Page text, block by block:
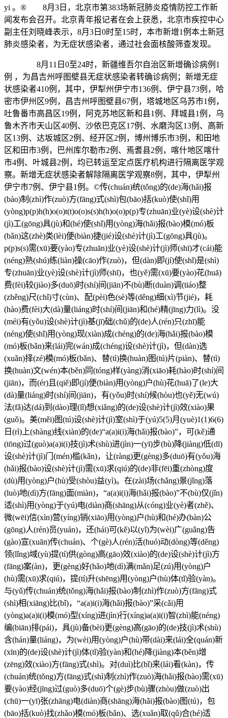
yi 。® 8月3日，北京市第383场新冠肺炎疫情防控工作新
闻发布会召开。北京青年报记者在会上获悉，北京市疾控中心
副主任刘晓峰表示，8月3日0时至15时，本市新增1例本土新冠
肺炎感染者，为无症状感染者，通过社会面核酸筛查发现。
8月11日0至24时，新疆维吾尔自治区新增确诊病例1
例 ，为昌吉州呼图壁县无症状感染者转确诊病例； 新增无症
状感染者410例，其中，伊犁州伊宁市136例、伊宁县73例， 哈
密市伊州区9例，昌吉州呼图壁县67例，塔城地区乌苏市1例，
吐鲁番市高昌区19例，
阿克苏地区新和县1例、拜城县1例， 乌
鲁木齐市天山区40例、沙依巴克区17例、水磨沟区13例、高新
区13例、达坂城区2例、经开区2例， 博州博乐市3例， 和田地
区和田市3例，巴州库尔勒市2例、焉耆县2例，
喀什地区喀什
市4例、叶城县2例，均已转运至定点医疗机构进行隔离医学观
察。 新增无症状感染者解除隔离医学观察8例，其中， 伊犁州
伊宁市7例、伊宁县1例。 ©传(chuán)统(tǒng)的(de)海(hǎi)报
(bào)制(zhì)作(zuò)方(fāng)式(shì)包(bāo)括(kuò)使(shǐ)用
(yòng)p(p)h(h)o(o)t(t)o(o)s(s)h(h)o(o)p(p)专(zhuān)业(yè)设(shè)计
(jì)工(gōng)具(jù)和(hé)使(shǐ)用(yòng)海(hǎi)报(bào)模(mó)板
(bǎn)这(zhè)类(lèi)便(biàn)捷(jié)设(shè)计(jì)工(gōng)具(jù)。
p(p)s(s)需(xū)要(yào)专(zhuān)业(yè)设(shè)计(jì)师(shī)才(cái)能
(néng)熟(shú)练(liàn)操(cāo)作(zuò)，但(dàn)即(jí)使(shǐ)是(shì)
专(zhuān)业(yè)设(shè)计(jì)师(shī)，也(yě)需(xū)要(yào)花(huā)
费(fèi)较(jiào)多(duō)时(shí)间(jiān)不(bù)断(duàn)调(tiáo)整
(zhěng)尺(chǐ)寸(cùn)、配(pèi)色(sè)等(děng)细(xì)节(jié)，耗
(hào)费(fèi)大(dà)量(liáng)时(shí)间(jiān)和(hé)精(jīng)力(lì)。没
(méi)有(yǒu)设(shè)计(jì)基(jī)础(chǔ)的(de)人(rén)只(zhī)能
(néng)使(shǐ)用(yòng)现(xiàn)成(chéng)的(de)海(hǎi)报(bào)模
(mó)板(bǎn)来(lái)完(wán)成(chéng)设(shè)计(jì)，但(dàn)选
(xuǎn)择(zé)模(mó)板(bǎn)、替(tì)换(huàn)图(tú)片(piàn)、替(tì)
换(huàn)文(wén)本(běn)同(tóng)样(yàng)消(xiāo)耗(hào)时(shí)间
(jiān)，而(ér)且(qiě)即(jí)便(biàn)用(yòng)户(hù)花(huā)了(le)大
(dà)量(liáng)时(shí)间(jiān)，有(yǒu)时(shí)候(hòu)也(yě)无(wú)
法(fǎ)达(dá)到(dào)理(lǐ)想(xiǎng)的(de)设(shè)计(jì)效(xiào)果
(guǒ)。美(měi)图(tú)设(shè)计(jì)室(shì)于(yú)5(5)月(yuè)1(1)6(6)
日(rì)上(shàng)线(xiàn)的(de)“a(a)i(i)海(hǎi)报(bào)”，可(kě)通
(tōng)过(guò)a(a)i(i)技(jì)术(shù)进(jìn)一(yī)步(bù)降(jiàng)低(dī)
设(shè)计(jì)门(mén)槛(kǎn)，让(ràng)更(gèng)多(duō)有(yǒu)海
(hǎi)报(bào)设(shè)计(jì)需(xū)求(qiú)的(de)非(fēi)重(zhòng)度
(dù)用(yòng)户(hù)受(shòu)益(yì)。在(zài)场(chǎng)景(jǐng)落
(luò)地(dì)方(fāng)面(miàn)，“a(a)i(i)海(hǎi)报(bào)”不(bù)仅(jǐn)
适(shì)用(yòng)于(yú)电(diàn)商(shāng)从(cóng)业(yè)者(zhě)、
微(wēi)信(xìn)营(yíng)销(xiāo)用(yòng)户(hù)和(hé)办(bàn)公
(gōng)人(rén)员(yuán)，还(hái)可(kě)以(yǐ)为(wèi)广(guǎng)告
(gào)宣(xuān)传(chuán)、个(gè)人(rén)活(huó)动(dòng)等(děng)
领(lǐng)域(yù)提(tí)供(gòng)高(gāo)效(xiào)的(de)设(shè)计(jì)方
(fāng)案(àn)，更(gèng)好(hǎo)地(dì)满(mǎn)足(zú)用(yòng)户
(hù)需(xū)求(qiú)，提(tí)升(shēng)用(yòng)户(hù)体(tǐ)验(yàn)。
与(yǔ)传(chuán)统(tǒng)海(hǎi)报(bào)制(zhì)作(zuò)方(fāng)式
(shì)相(xiāng)比(bǐ)，“a(a)i(i)海(hǎi)报(bào)”采(cǎi)用
(yòng)a(a)i(i)模(mó)型(xíng)进(jìn)行(xíng)a(a)i(i)智(zhì)能(néng)
编(biān)排(pái)，具(jù)备(bèi)更(gèng)高(gāo)的(de)技(jì)术(shù)
含(hán)量(liáng)，为(wèi)用(yòng)户(hù)带(dài)来(lái)全(quán)新
(xīn)的(de)设(shè)计(jì)体(tǐ)验(yàn)和(hé)降(jiàng)本(běn)增
(zēng)效(xiào)方(fāng)式(shì)。对(duì)比(bǐ)来(lái)看(kàn)，传
(chuán)统(tǒng)方(fāng)式(shì)制(zhì)作(zuò)海(hǎi)报(bào)需(xū)
要(yào)经(jīng)过(guò)多(duō)个(gè)步(bù)骤(zhòu)做(zuò)出
(chū)一(yī)张(zhāng)电(diàn)商(shāng)海(hǎi)报(bào)图(tú)，包
(bāo)括(kuò)找(zhǎo)模(mó)板(bǎn)、选(xuǎn)取(qǔ)合(hé)适